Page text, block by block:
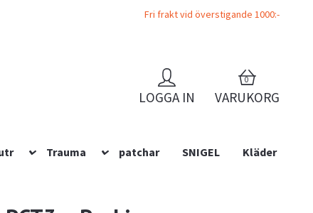
Fri frakt vid överstigande 1000:-
LOGGA IN
0
VARUKORG
Trauma patchar SNIGEL
Kläder